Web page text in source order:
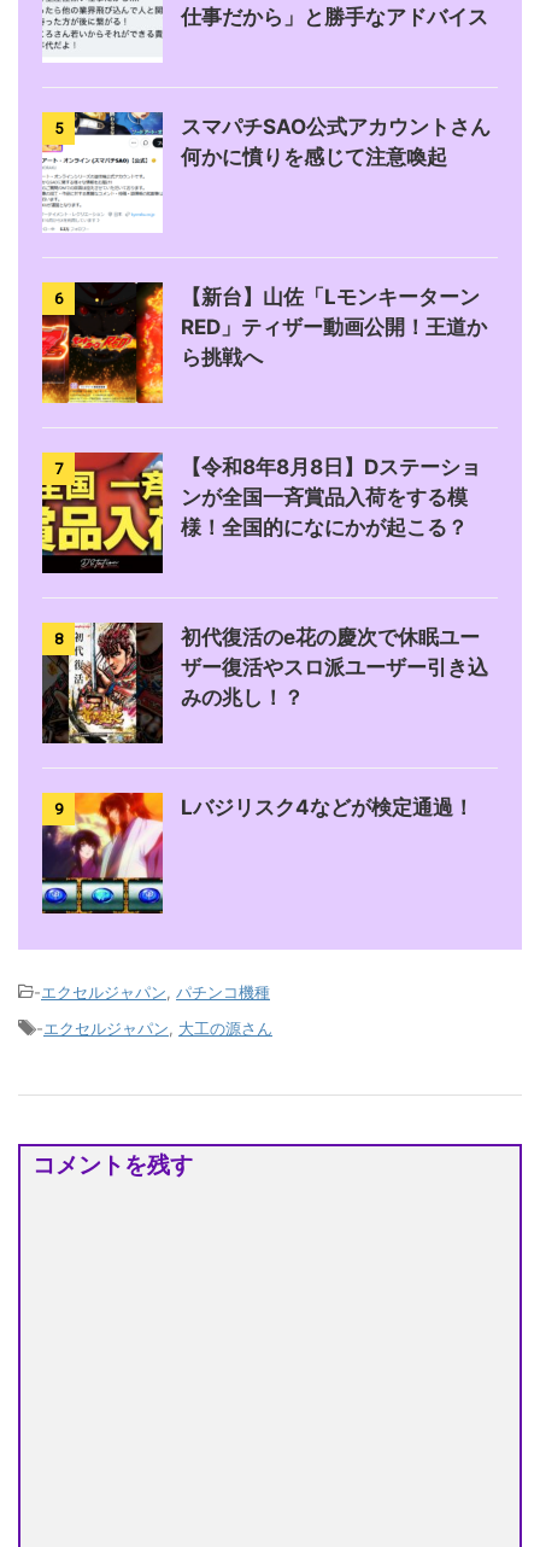
仕事だから」と勝手なアドバイス
5
スマパチSAO公式アカウントさん
何かに憤りを感じて注意喚起
6
【新台】山佐「Lモンキーターン
RED」ティザー動画公開！王道か
ら挑戦へ
7
【令和8年8月8日】Dステーショ
ンが全国一斉賞品入荷をする模
様！全国的になにかが起こる？
8
初代復活のe花の慶次で休眠ユー
ザー復活やスロ派ユーザー引き込
みの兆し！？
9 Lバジリスク4などが検定通過！
-エクセルジャパン パチンコ機種
-エクセルジャパン 大工の源さん
コメントを残す